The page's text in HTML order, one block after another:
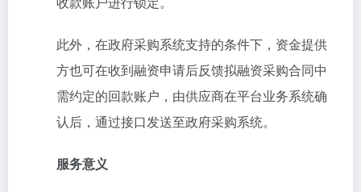
此外，在政府采购系统支持的条件下，资金提供
方也可在收到融资申请后反馈拟融资采购合同中
需约定的回款账户，由供应商在平台业务系统确
认后，通过接口发送至政府采购系统。
服务意义